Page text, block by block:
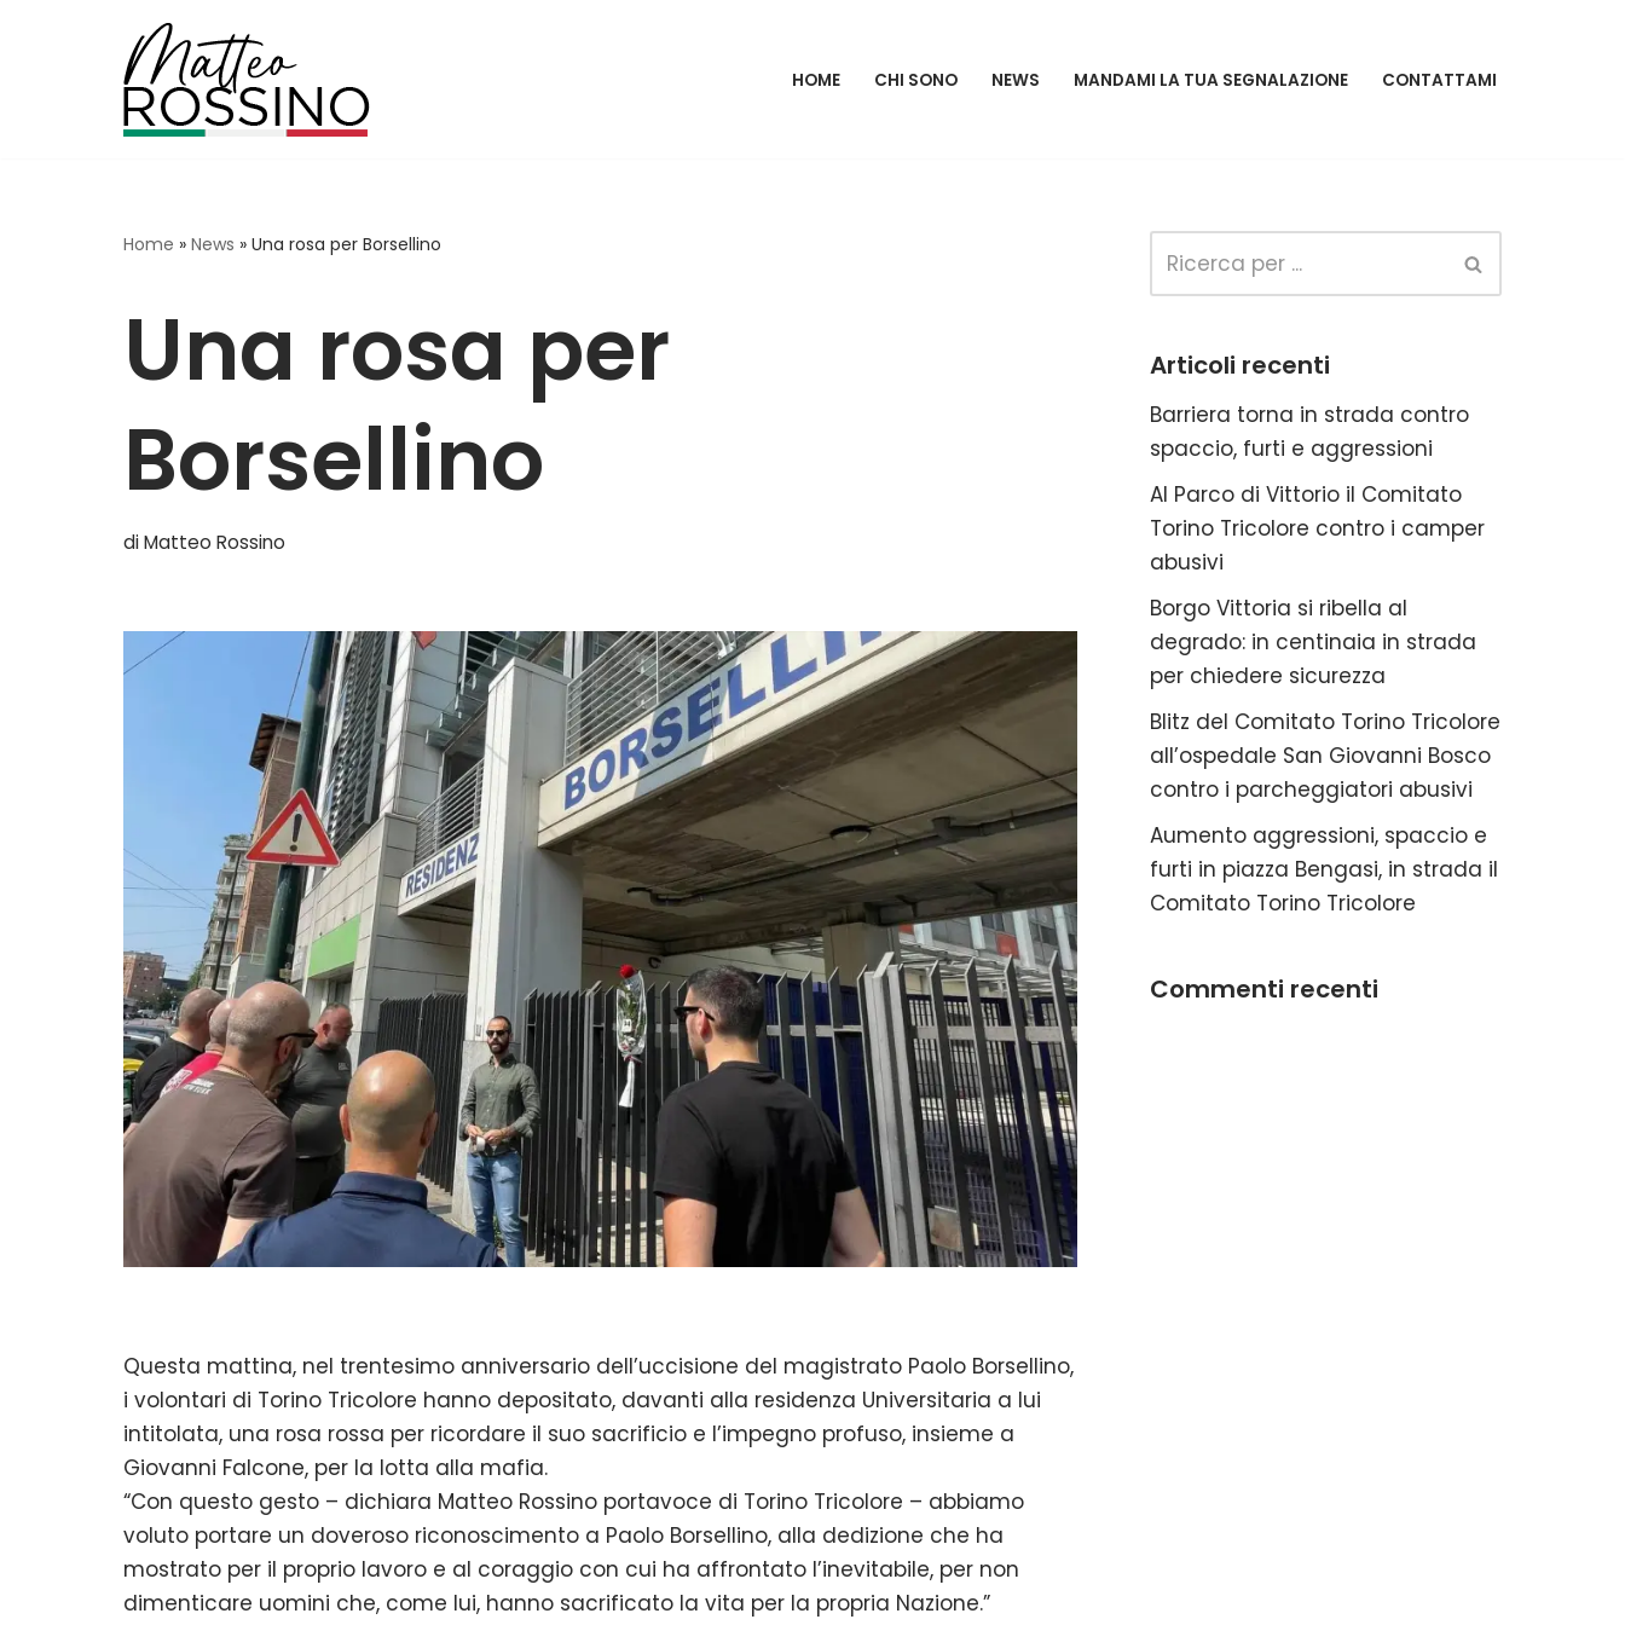
contenuto
HOME CHI SONO NEWS MANDAMI LA TUA SEGNALAZIONE CONTATTAMI
Home » News » Una rosa per Borsellino
Una rosa per
Borsellino
diMatteo Rossino
Questa mattina, nel trentesimo anniversario dell’uccisione del magistrato Paolo Borsellino,
i volontari di Torino Tricolore hanno depositato, davanti alla residenza Universitaria a lui
intitolata, una rosa rossa per ricordare il suo sacrificio e l’impegno profuso, insieme a
Giovanni Falcone, per la lotta alla mafia.
“Con questo gesto – dichiara Matteo Rossino portavoce di Torino Tricolore – abbiamo
voluto portare un doveroso riconoscimento a Paolo Borsellino, alla dedizione che ha
mostrato per il proprio lavoro e al coraggio con cui ha affrontato l’inevitabile, per non
dimenticare uomini che, come lui, hanno sacrificato la vita per la propria Nazione.”
Articoli recenti
Barriera torna in strada contro
spaccio, furti e aggressioni
Al Parco di Vittorio il Comitato
Torino Tricolore contro i camper
abusivi
Borgo Vittoria si ribella al
degrado: in centinaia in strada
per chiedere sicurezza
Blitz del Comitato Torino Tricolore
all’ospedale San Giovanni Bosco
contro i parcheggiatori abusivi
Aumento aggressioni, spaccio e
furti in piazza Bengasi, in strada il
Comitato Torino Tricolore
Commenti recenti